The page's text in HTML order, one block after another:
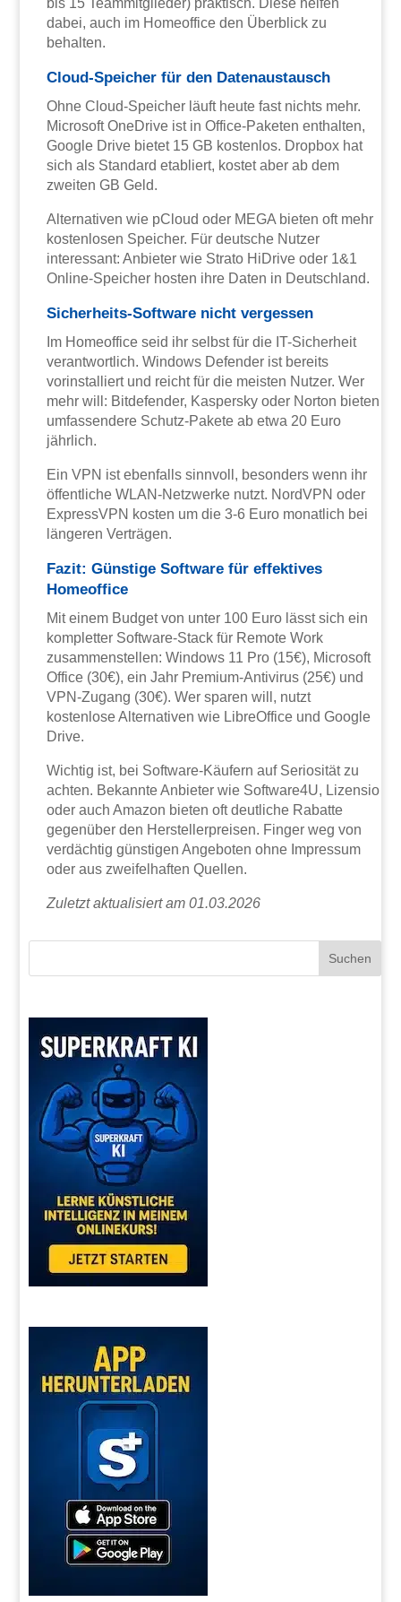
bis 15 Teammitglieder) praktisch. Diese helfen
dabei, auch im Homeoffice den Überblick zu
behalten.
Cloud-Speicher für den Datenaustausch
Ohne Cloud-Speicher läuft heute fast nichts mehr.
Microsoft OneDrive ist in Office-Paketen enthalten,
Google Drive bietet 15 GB kostenlos. Dropbox hat
sich als Standard etabliert, kostet aber ab dem
zweiten GB Geld.
Alternativen wie pCloud oder MEGA bieten oft mehr
kostenlosen Speicher. Für deutsche Nutzer
interessant: Anbieter wie Strato HiDrive oder 1&1
Online-Speicher hosten ihre Daten in Deutschland.
Sicherheits-Software nicht vergessen
Im Homeoffice seid ihr selbst für die IT-Sicherheit
verantwortlich. Windows Defender ist bereits
vorinstalliert und reicht für die meisten Nutzer. Wer
mehr will: Bitdefender, Kaspersky oder Norton bieten
umfassendere Schutz-Pakete ab etwa 20 Euro
jährlich.
Ein VPN ist ebenfalls sinnvoll, besonders wenn ihr
öffentliche WLAN-Netzwerke nutzt. NordVPN oder
ExpressVPN kosten um die 3-6 Euro monatlich bei
längeren Verträgen.
Fazit: Günstige Software für effektives
Homeoffice
Mit einem Budget von unter 100 Euro lässt sich ein
kompletter Software-Stack für Remote Work
zusammenstellen: Windows 11 Pro (15€), Microsoft
Office (30€), ein Jahr Premium-Antivirus (25€) und
VPN-Zugang (30€). Wer sparen will, nutzt
kostenlose Alternativen wie LibreOffice und Google
Drive.
Wichtig ist, bei Software-Käufern auf Seriosität zu
achten. Bekannte Anbieter wie Software4U, Lizensio
oder auch Amazon bieten oft deutliche Rabatte
gegenüber den Herstellerpreisen. Finger weg von
verdächtig günstigen Angeboten ohne Impressum
oder aus zweifelhaften Quellen.
Zuletzt aktualisiert am 01.03.2026